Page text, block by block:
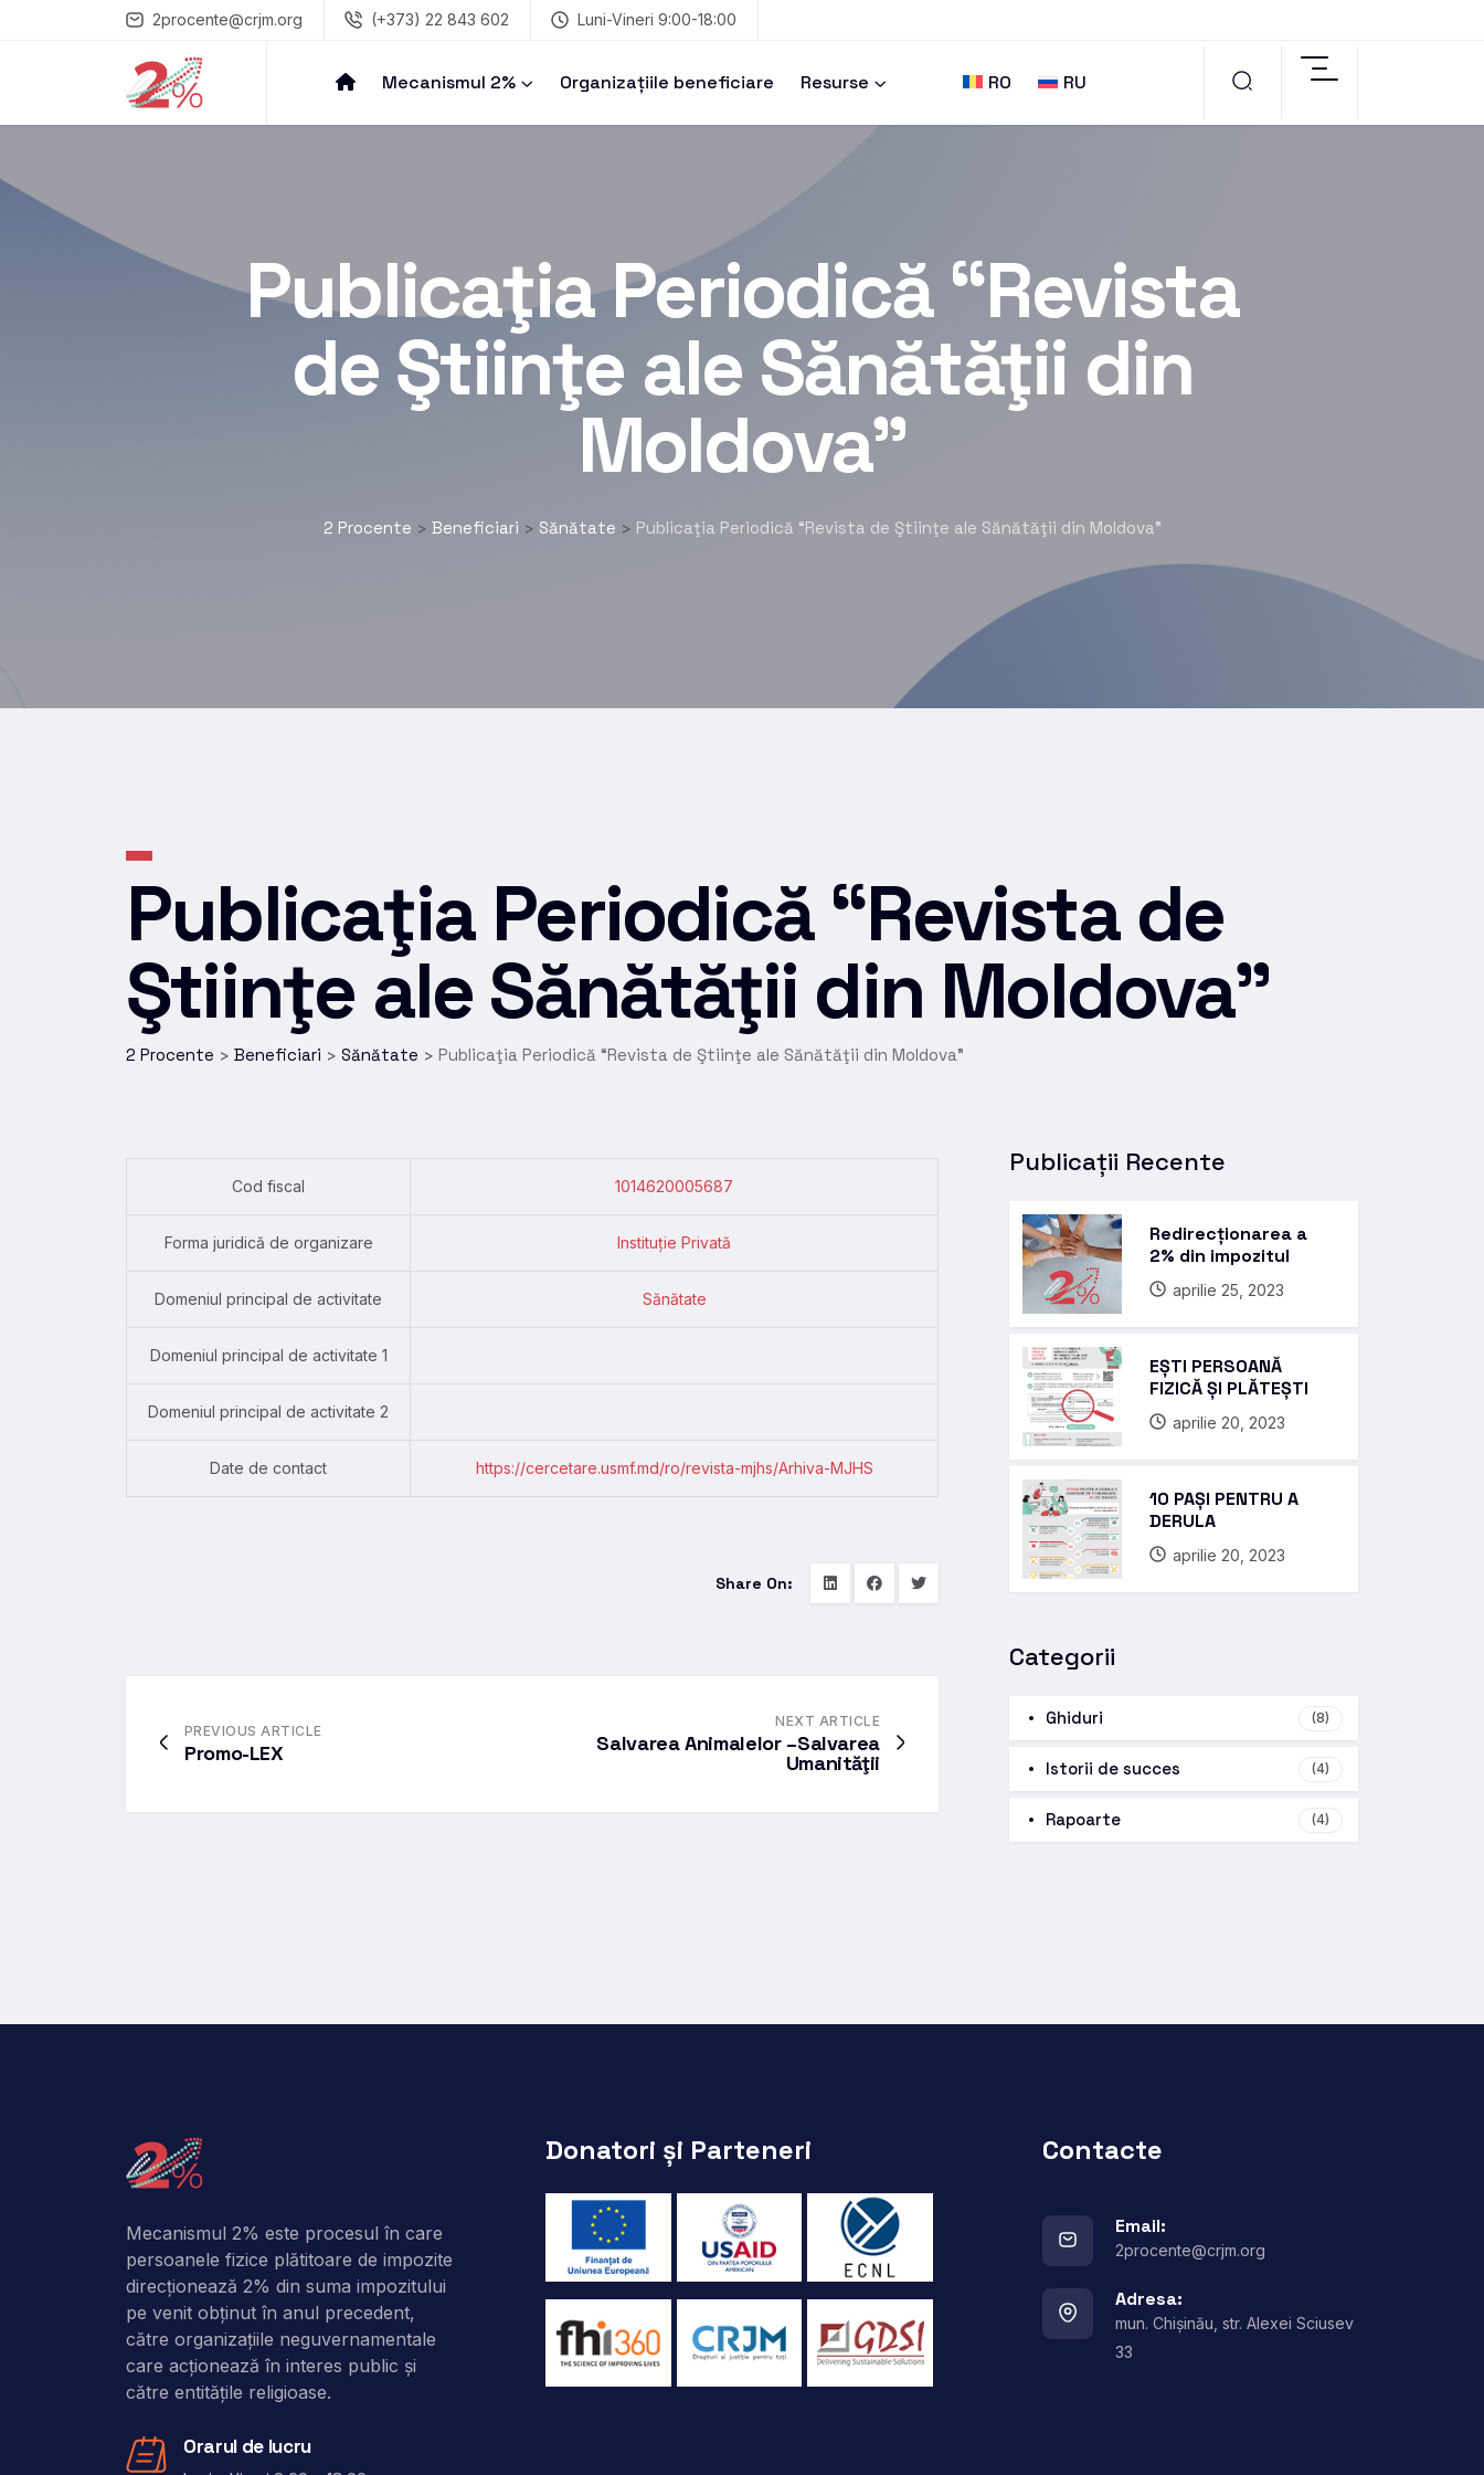
2procente@crjm.org (+373) 22 843 602 Luni-Vineri 9:00-18:00
Mecanismul 2% Organizațiile beneficiare Resurse RO RU
Publicaţia Periodică “Revista
de Ştiinţe ale Sănătăţii din
Moldova”
2 Procente > Beneficiari > Sănătate > Publicaţia Periodică “Revista de Ştiinţe ale Sănătăţii din Moldova”
Publicaţia Periodică “Revista de
Ştiinţe ale Sănătăţii din Moldova”
2 Procente > Beneficiari > Sănătate > Publicaţia Periodică “Revista de Ştiinţe ale Sănătăţii din Moldova”
Cod fiscal 1014620005687
Forma juridică de organizare Instituție Privată
Domeniul principal de activitate Sănătate
Domeniul principal de activitate 1
Domeniul principal de activitate 2
Date de contact https://cercetare.usmf.md/ro/revista-mjhs/Arhiva-MJHS
Share On:
PREVIOUS ARTICLE
Promo-LEX
NEXT ARTICLE
Salvarea Animalelor –Salvarea
Umanităţii
Publicații Recente
Redirecționarea a
2% din impozitul
aprilie 25, 2023
EȘTI PERSOANĂ
FIZICĂ ȘI PLĂTEȘTI
aprilie 20, 2023
10 PAȘI PENTRU A
DERULA
aprilie 20, 2023
Categorii
Ghiduri (8)
Istorii de succes (4)
Rapoarte (4)
Mecanismul 2% este procesul în care
persoanele fizice plătitoare de impozite
direcţionează 2% din suma impozitului
pe venit obţinut în anul precedent,
către organizaţiile neguvernamentale
care acţionează în interes public şi
către entitățile religioase.
Orarul de lucru
Donatori și Parteneri Contacte
Email:
2procente@crjm.org
Adresa:
mun. Chișinău, str. Alexei Sciusev
33